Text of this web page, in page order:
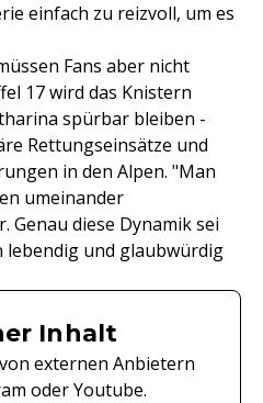
einfach zu reizvoll, um es
Fans aber nicht
17 wird das Knistern
spürbar bleiben -
Rettungseinsätze und
in den Alpen. "Man
umeinander
Genau diese Dynamik sei
lebendig und glaubwürdig
Inhalt
externen Anbietern
oder Youtube.